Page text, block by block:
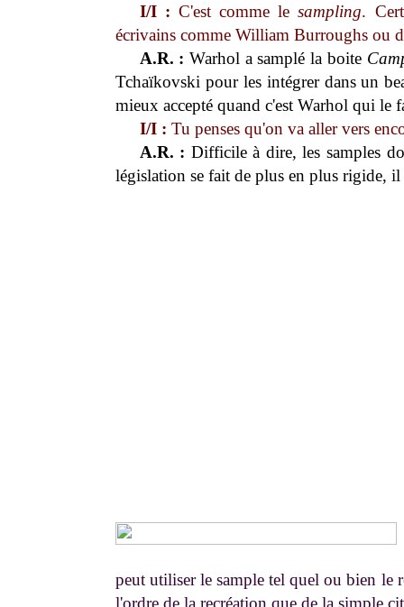
I/I : C'est comme lesampling.
écrivains comme William Burroughs ou
A.R. : Warhol a samplé la boite
Tchaïkovski pour les intégrer dans un
mieux accepté quand c'est Warhol qui le
I/I : Tu penses qu'on va aller vers
A.R. : Difficile à dire, les samples
législation se fait de plus en plus rigide,
peut utiliser le sample tel quel ou bien le
l'ordre de la recréation que de la simple